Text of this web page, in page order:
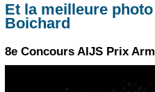
Et la meilleure
Boichard
8e Concours AIJS Prix